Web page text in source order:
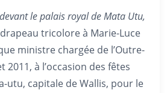
lepalais royal de Mata Utu,
tricolore à Marie-Luce
ministre chargée de l’Outre-
2011, à l’occasion des fêtes
utu, capitale de Wallis, pour le